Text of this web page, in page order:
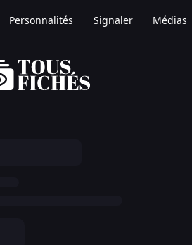
Personnalités Signaler Médias